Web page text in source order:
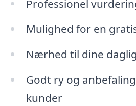
Professionel
Mulighed for en
Nærhed til dine
Godt ry og
kunder